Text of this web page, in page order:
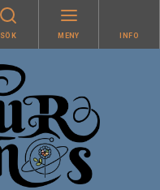
SÖK MENY INFO